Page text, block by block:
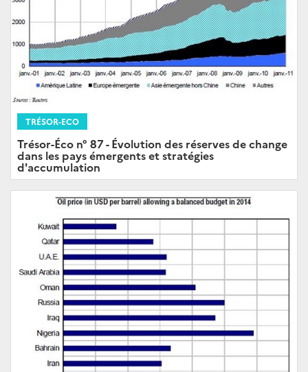
TRÉSOR-ECO
Trésor-Éco n° 87 - Évolution des réserves de change
dans les pays émergents et stratégies
d'accumulation